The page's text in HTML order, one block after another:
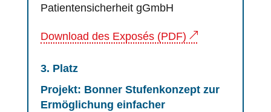
PatientensicherheitgGmbH
Download des Exposés (PDF)
3. Platz
Projekt: Bonner Stufenkonzept zur
Ermöglichung einfacher